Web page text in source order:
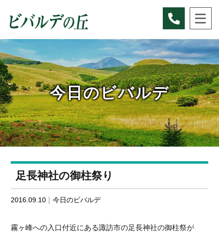
今日のビバルデ
足長神社の御柱祭り
2016.09.10 今日のビバルデ
霧ヶ峰への入口付近にある諏訪市の足長神社の御柱祭が